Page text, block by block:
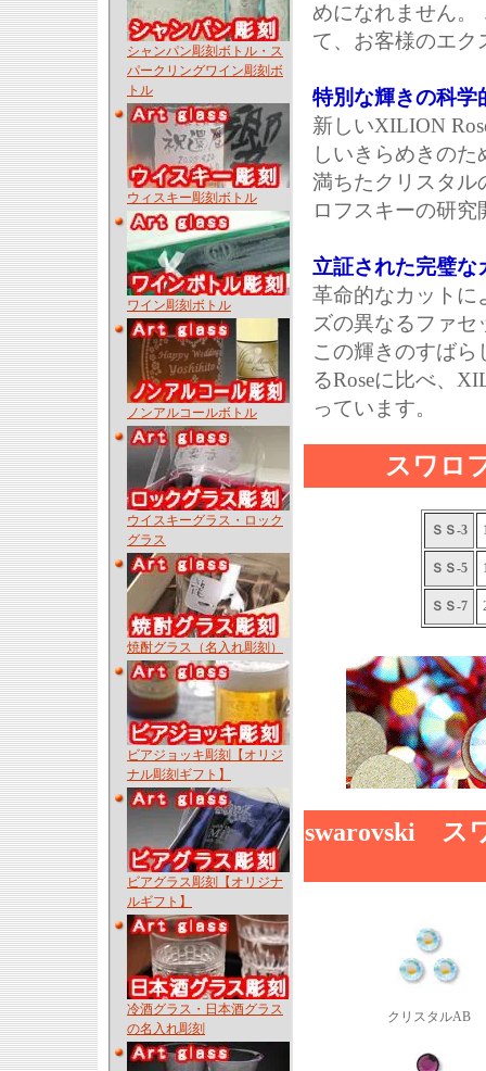
シャンパン彫刻ボトル・ス
パークリングワイン彫刻ボ
トル
ウィスキー彫刻ボトル
ワイン彫刻ボトル
ノンアルコールボトル
ウイスキーグラス・ロック
グラス
焼酎グラス（名入れ彫刻）
ビアジョッキ彫刻【オリジ
ナル彫刻ギフト】
ビアグラス彫刻【オリジナ
ルギフト】
冷酒グラス・日本酒グラス
の名入れ彫刻
めになれません。
て、お客様のエク
特別な輝きの科
新しいXILION
しいきらめきの
満ちたクリスタル
ロフスキーの研
立証された完璧な
革命的なカット
ズの異なるファ
この輝きのすば
るRoseに比べ、
っています。
スワロ
ＳＳ-3
ＳＳ-5
ＳＳ-7
swarovski ス
クリスタルAB